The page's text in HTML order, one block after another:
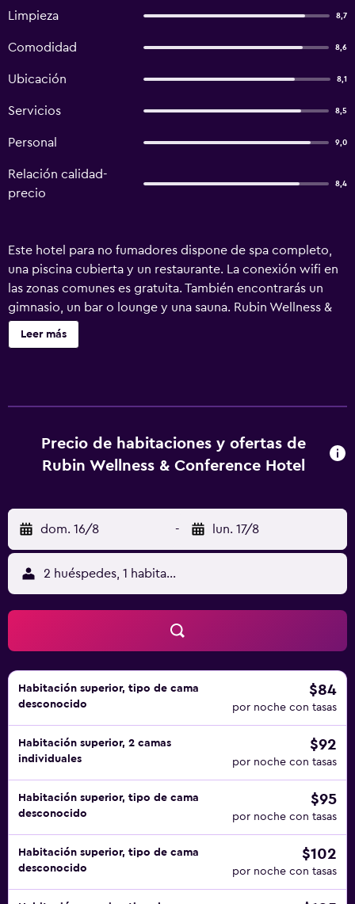
Limpieza 8,7
Comodidad 8,6
Ubicación 8,1
Servicios 8,5
Personal 9,0
Relación calidad-
precio
8,4
Este hotel para no fumadores dispone de spa completo,
una piscina cubierta y un restaurante. La conexión wifi en
las zonas comunes es gratuita. También encontrarás un
gimnasio, un bar o lounge y una sauna. Rubin Wellness &
Conference Hotel ofrece 84 alojamientos con caja fuerte.
Se ofrece una televisión LCD de 82 cm con canales por
actividades de ocio y esparcimiento que se indican más
abajo en las instalaciones o cerca del alojamiento (es
Leer más
Precio de habitaciones y ofertas de
Rubin Wellness & Conference Hotel
dom. 16/8 - lun. 17/8
2 huéspedes, 1 habitación
Habitación superior, tipo de cama
desconocido
$84
por noche con tasas
Habitación superior, 2 camas
individuales
$92
por noche con tasas
Habitación superior, tipo de cama
desconocido
$95
por noche con tasas
Habitación superior, tipo de cama
desconocido
$102
por noche con tasas